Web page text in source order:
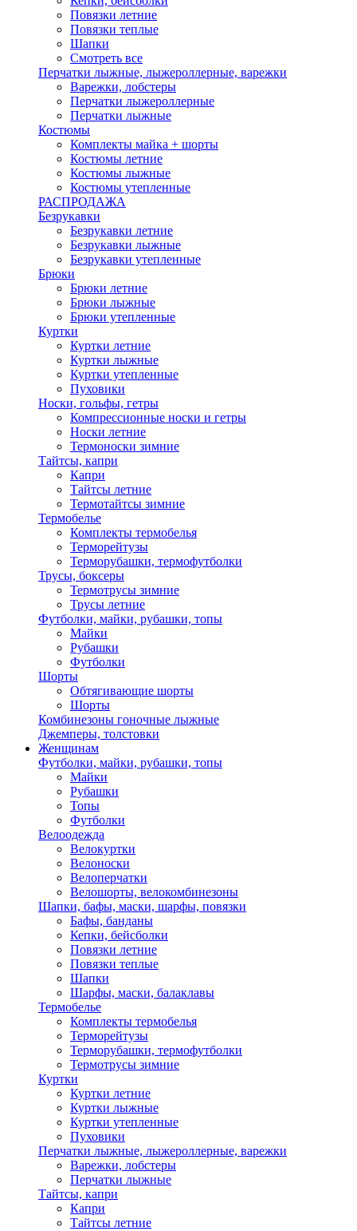
Повязки летние
Повязки теплые
Шапки
Смотреть все
Перчатки лыжные, лыжероллерные, варежки
Варежки, лобстеры
Перчатки лыжероллерные
Перчатки лыжные
Костюмы
Комплекты майка + шорты
Костюмы летние
Костюмы лыжные
Костюмы утепленные
РАСПРОДАЖА
Безрукавки
Безрукавки летние
Безрукавки лыжные
Безрукавки утепленные
Брюки
Брюки летние
Брюки лыжные
Брюки утепленные
Куртки
Куртки летние
Куртки лыжные
Куртки утепленные
Пуховики
Носки, гольфы, гетры
Компрессионные носки и гетры
Носки летние
Термоноски зимние
Тайтсы, капри
Капри
Тайтсы летние
Термотайтсы зимние
Термобелье
Комплекты термобелья
Терморейтузы
Терморубашки, термофутболки
Трусы, боксеры
Термотрусы зимние
Трусы летние
Футболки, майки, рубашки, топы
Майки
Рубашки
Футболки
Шорты
Обтягивающие шорты
Шорты
Комбинезоны гоночные лыжные
Джемперы, толстовки
Женщинам
Футболки, майки, рубашки, топы
Майки
Рубашки
Топы
Футболки
Велоодежда
Велокуртки
Велоноски
Велоперчатки
Велошорты, велокомбинезоны
Шапки, бафы, маски, шарфы, повязки
Бафы, банданы
Кепки, бейсболки
Повязки летние
Повязки теплые
Шапки
Шарфы, маски, балаклавы
Термобелье
Комплекты термобелья
Терморейтузы
Терморубашки, термофутболки
Термотрусы зимние
Куртки
Куртки летние
Куртки лыжные
Куртки утепленные
Пуховики
Перчатки лыжные, лыжероллерные, варежки
Варежки, лобстеры
Перчатки лыжные
Тайтсы, капри
Капри
Тайтсы летние